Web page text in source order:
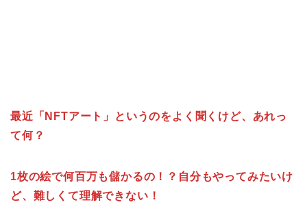
最近「NFTアート」というのをよく聞くけど、あれっ
て何？
1枚の絵で何百万も儲かるの！？自分もやってみたいけ
ど、難しくて理解できない！